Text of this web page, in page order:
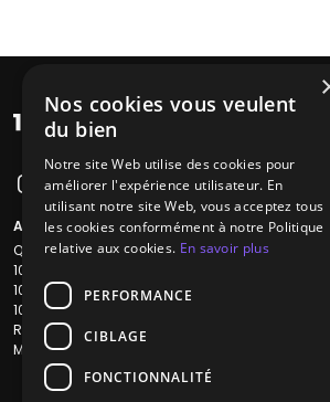
A propos
Qui sommes-nous ?
1001Salles
1001Salles PRO
1001Traiteurs
Reserverunbar
MP2
Liens utiles
Nous
Mentions
Nos cookies vous veulent
du bien
Notre site Web utilise des cookies pour
améliorer l'expérience utilisateur. En
utilisant notre site Web, vous acceptez tous
les cookies conformément à notre Politique
relative aux cookies. En savoir plus
PERFORMANCE
CIBLAGE
FONCTIONNALITÉ